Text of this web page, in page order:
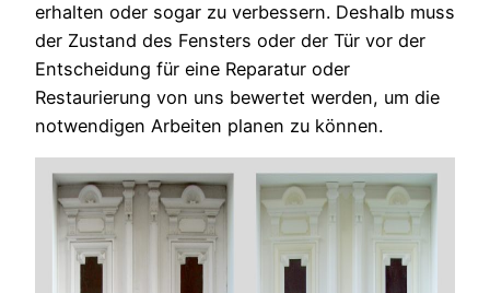
erhalten oder sogar zu verbessern. Deshalb muss
der Zustand des Fensters oder der Tür vor der
Entscheidung für eine Reparatur oder
Restaurierung von uns bewertet werden, um die
notwendigen Arbeiten planen zu können.